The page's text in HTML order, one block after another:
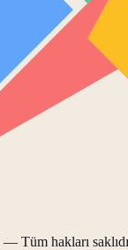
— Tüm hakları